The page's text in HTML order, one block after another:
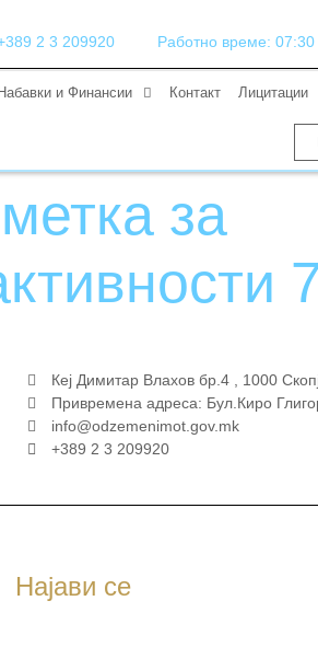
2 3 209920 Работно време:
Набавки и Финансии Контакт Лицитации
за
Кеј Димитар Влахов бр.4 , 1000
Привремена адреса: Бул.Киро
info@odzemenimot.gov.mk
+389 2 3 209920
Најави се